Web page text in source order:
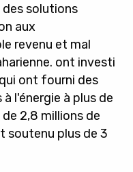
solutions
aux
revenu et mal
ont investi
ont fourni des
l'énergie à plus de
2,8 millions de
soutenu plus de 3